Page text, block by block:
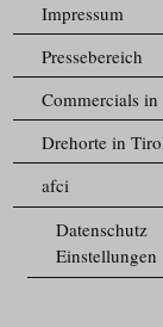
Impressum
Pressebereich
Commercials
Drehorte in
afci
Datenschutz
Einstellungen